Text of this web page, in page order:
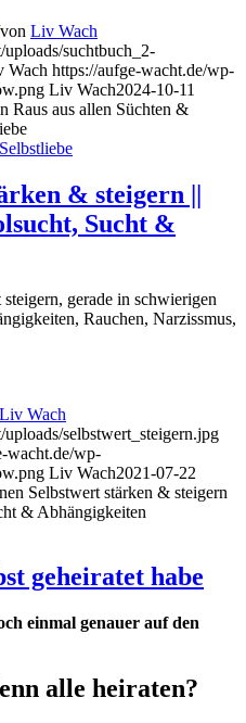
von Liv Wach
suchtbuch_2-
Wach https://aufge-wacht.de/wp-
Liv Wach2024-10-11
Raus aus allen Süchten &
Selbstliebe
& steigern ||
Sucht &
gerade in schwierigen
Rauchen, Narzissmus,
Liv Wach
selbstwert_steigern.jpg
wacht.de/wp-
Liv Wach2021-07-22
Selbstwert stärken & steigern
& Abhängigkeiten
geheiratet habe
einmal genauer auf den
alle heiraten?